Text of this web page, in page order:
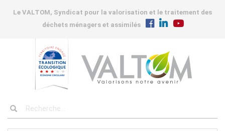
Le VALTOM, Syndicat pour la valorisation et le traitement des
déchets ménagers et assimilés